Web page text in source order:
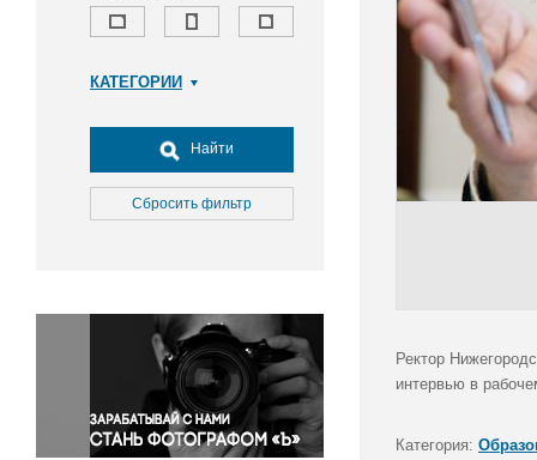
КАТЕГОРИИ
Досуг, туризм и отдых
Культура
Медицина
Окружающая среда
Политика
Правосудие
Происшествия и конфликты
Религия
Найти
Сбросить фильтр
Ректор
интервью в
Категория: